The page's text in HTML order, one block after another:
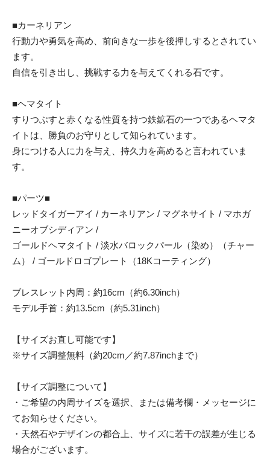
■カーネリアン
行動力や勇気を高め、前向きな一歩を後押しするとされてい
ます。
自信を引き出し、挑戦する力を与えてくれる石です。
■ヘマタイト
すりつぶすと赤くなる性質を持つ鉄鉱石の一つであるヘマタ
イトは、勝負のお守りとして知られています。
身につける人に力を与え、持久力を高めると言われていま
す。
■パーツ■
レッドタイガーアイ / カーネリアン / マグネサイト / マホガ
ニーオブシディアン /
ゴールドヘマタイト / 淡水バロックパール（染め）（チャー
ム） / ゴールドロゴプレート（18Kコーティング）
ブレスレット内周：約16cm（約6.30inch）
モデル手首：約13.5cm（約5.31inch）
【サイズお直し可能です】
※サイズ調整無料（約20cm／約7.87inchまで）
【サイズ調整について】
・ご希望の内周サイズを選択、または備考欄・メッセージに
てお知らせください。
・天然石やデザインの都合上、サイズに若干の誤差が生じる
場合がございます。